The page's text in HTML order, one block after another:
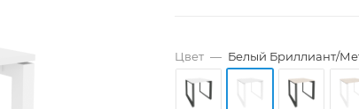
Цвет — Белый Бриллиант/